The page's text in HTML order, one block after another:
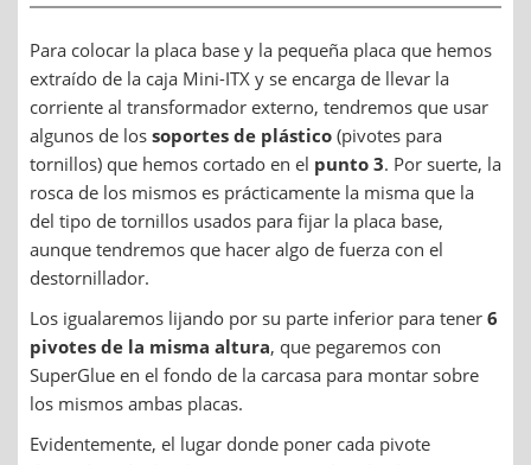
Para colocar la placa base y la pequeña placa que hemos
extraído de la caja Mini-ITX y se encarga de llevar la
corriente al transformador externo, tendremos que usar
algunos de los soportes de plástico (pivotes para
tornillos) que hemos cortado en el punto 3. Por suerte, la
rosca de los mismos es prácticamente la misma que la
del tipo de tornillos usados para fijar la placa base,
aunque tendremos que hacer algo de fuerza con el
destornillador.
Los igualaremos lijando por su parte inferior para tener 6
pivotes de la misma altura, que pegaremos con
SuperGlue en el fondo de la carcasa para montar sobre
los mismos ambas placas.
Evidentemente, el lugar donde poner cada pivote